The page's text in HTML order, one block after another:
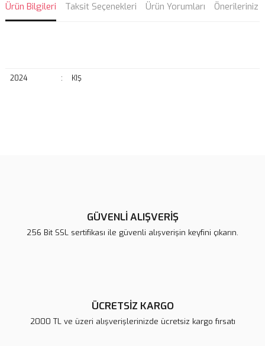
Ürün Bilgileri Taksit Seçenekleri Ürün Yorumları Önerileriniz
2024 : KIŞ
Ürün açıklamasında eksik bilgiler bulunuyor.
GÜVENLİ ALIŞVERİŞ
256 Bit SSL sertifikası ile güvenli alışverişin keyfini çıkarın.
ÜCRETSİZ KARGO
2000 TL ve üzeri alışverişlerinizde ücretsiz kargo fırsatı